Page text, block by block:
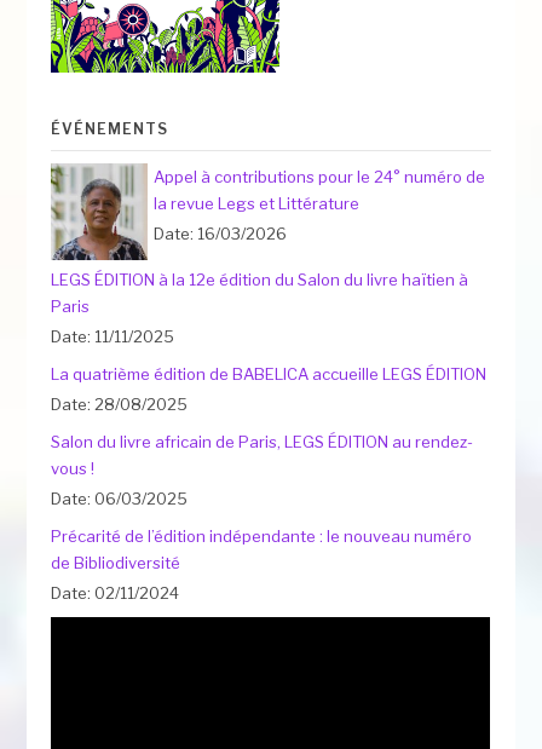
ÉVÉNEMENTS
Appel à contributions pour le 24° numéro de
la revue Legs et Littérature
Date: 16/03/2026
LEGS ÉDITION à la 12e édition du Salon du livre haïtien à
Paris
Date: 11/11/2025
La quatrième édition de BABELICA accueille LEGS ÉDITION
Date: 28/08/2025
Salon du livre africain de Paris, LEGS ÉDITION au rendez-
vous !
Date: 06/03/2025
Précarité de l’édition indépendante : le nouveau numéro
de Bibliodiversité
Date: 02/11/2024